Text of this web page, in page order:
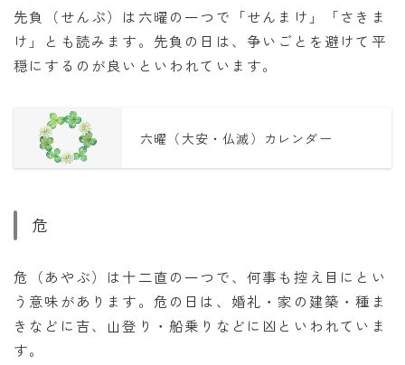
先負（せんぷ）は六曜の一つで「せんまけ」「さきま
け」とも読みます。先負の日は、争いごとを避けて平
穏にするのが良いといわれています。
六曜（大安・仏滅）カレンダー
危
危（あやぶ）は十二直の一つで、何事も控え目にとい
う意味があります。危の日は、婚礼・家の建築・種ま
きなどに吉、山登り・船乗りなどに凶といわれていま
す。